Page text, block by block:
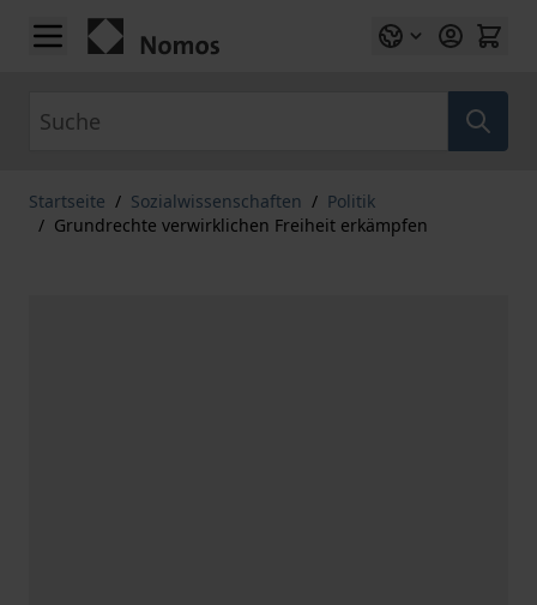
Zum Inhalt springen
Startseite / Sozialwissenschaften / Politik
/ Grundrechte verwirklichen Freiheit erkämpfen